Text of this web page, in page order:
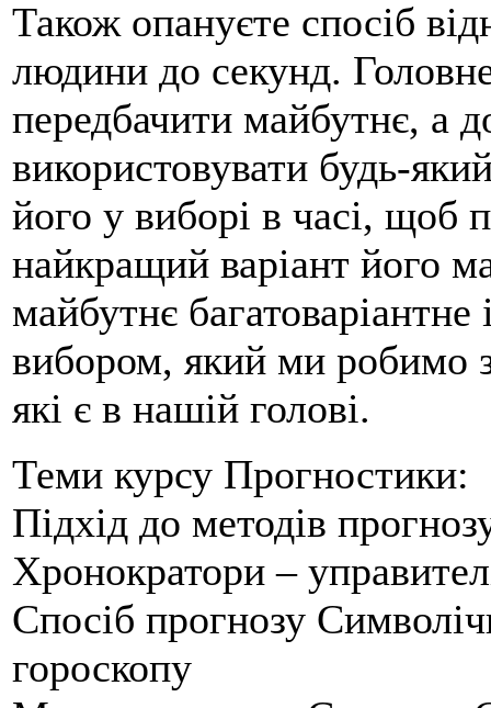
Також опануєте спосіб
людини до секунд.
передбачити майбутнє, а
використовувати будь-
його у виборі в часі, щоб
найкращий варіант його
майбутнє
вибором, який ми робимо
які є в нашій голові.
Теми курсу Прогностики:
Підхід до методів
Хронократори –
Спосіб прогнозу
гороскопу